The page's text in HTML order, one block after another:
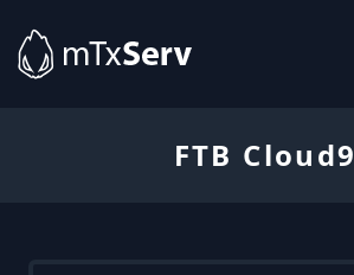
FTB Cloud9